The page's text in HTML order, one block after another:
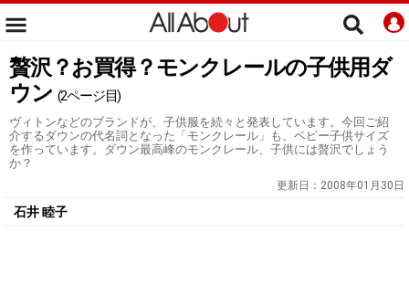
贅沢？お買得？モンクレールの子供用ダ
ウン (2ページ目)
ヴィトンなどのブランドが、子供服を続々と発表しています。今回ご紹
介するダウンの代名詞となった「モンクレール」も、ベビー子供サイズ
を作っています。ダウン最高峰のモンクレール、子供には贅沢でしょう
か？
更新日： 2008年01月30日
石井 睦子